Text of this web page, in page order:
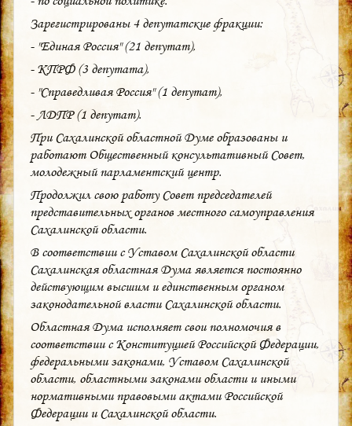
Зарегистрированы 4 депутатские фракции:
- "Единая Россия" (21 депутат),
- КПРФ (3 депутата),
- "Справедливая Россия" (1 депутат),
- ЛДПР (1 депутат).
При Сахалинской областной Думе образованы и
работают Общественный консультативный Совет,
молодежный парламентский центр.
Продолжил свою работу Совет председателей
представительных органов местного самоуправления
Сахалинской области.
В соответствии с Уставом Сахалинской области
Сахалинская областная Дума является постоянно
действующим высшим и единственным органом
законодательной власти Сахалинской области.
Областная Дума исполняет свои полномочия в
соответствии с Конституцией Российской Федерации,
федеральными законами, Уставом Сахалинской
области, областными законами области и иными
нормативными правовыми актами Российской
Федерации и Сахалинской области.